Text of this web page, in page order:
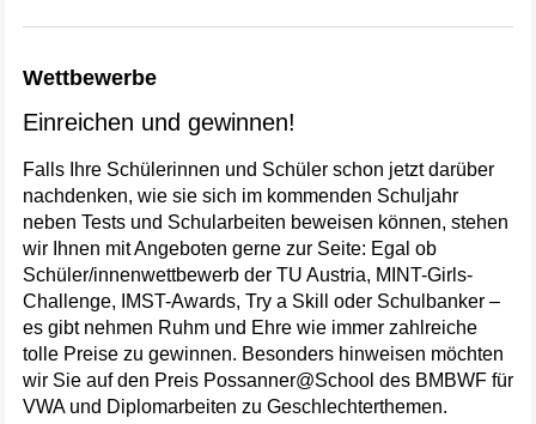
Wettbewerbe
Einreichen und gewinnen!
Falls Ihre Schülerinnen und Schüler schon jetzt darüber
nachdenken, wie sie sich im kommenden Schuljahr
neben Tests und Schularbeiten beweisen können, stehen
wir Ihnen mit Angeboten gerne zur Seite: Egal ob
Schüler/innenwettbewerb der TU Austria, MINT-Girls-
Challenge, IMST-Awards, Try a Skill oder Schulbanker –
es gibt nehmen Ruhm und Ehre wie immer zahlreiche
tolle Preise zu gewinnen. Besonders hinweisen möchten
wir Sie auf den Preis Possanner@School des BMBWF für
VWA und Diplomarbeiten zu Geschlechterthemen.